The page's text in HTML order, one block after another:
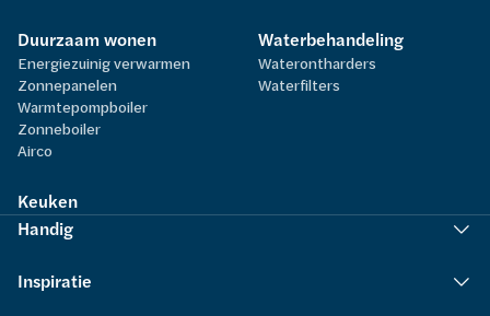
Duurzaam wonen
Energiezuinig verwarmen
Zonnepanelen
Warmtepompboiler
Zonneboiler
Airco
Waterbehandeling
Waterontharders
Waterfilters
Keuken
Handig
Inspiratie